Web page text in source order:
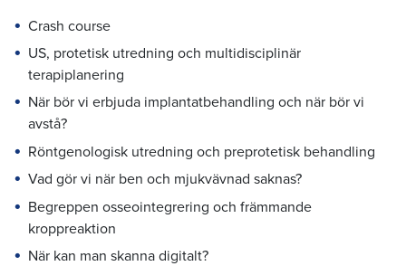
Crash course
US, protetisk utredning och multidisciplinär
terapiplanering
När bör vi erbjuda implantatbehandling och när bör vi
avstå?
Röntgenologisk utredning och preprotetisk behandling
Vad gör vi när ben och mjukvävnad saknas?
Begreppen osseointegrering och främmande
kroppreaktion
När kan man skanna digitalt?